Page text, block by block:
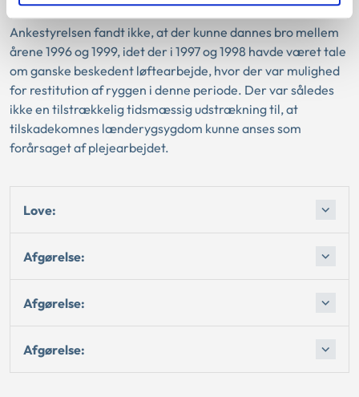
Ankestyrelsen fandt ikke, at der kunne dannes bro mellem
årene 1996 og 1999, idet der i 1997 og 1998 havde været tale
om ganske beskedent løftearbejde, hvor der var mulighed
for restitution af ryggen i denne periode. Der var således
ikke en tilstrækkelig tidsmæssig udstrækning til, at
tilskadekomnes lænderygsygdom kunne anses som
forårsaget af plejearbejdet.
Love:
Afgørelse:
Afgørelse:
Afgørelse: